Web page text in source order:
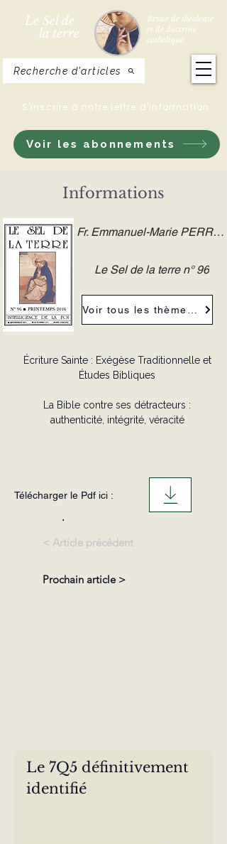
Le Sel de
la terre
Revue de théologie
et de doctrine
catholique
Voir les abonnements
S'inscrire à notre lettre d'information
Recherche d'articles
Informations
Fr. Emmanuel-Marie PERRET O.P.
Le Sel de la terre n° 96
Écriture Sainte : Exégèse Traditionnelle et
Études Bibliques
La Bible contre ses détracteurs :
authenticité, intégrité, véracité
Télécharger le Pdf ici :
.
< Article précédent
Prochain article >
Le 7Q5 définitivement
identifié